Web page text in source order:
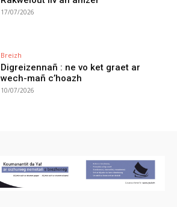
17/07/2026
Breizh
Digreizennañ : ne vo ket graet ar
wech-mañ c’hoazh
10/07/2026